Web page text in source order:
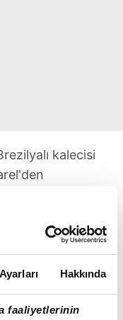
Hakkında
faaliyetlerinin
kalecisi
Sarı-Kırmızılı